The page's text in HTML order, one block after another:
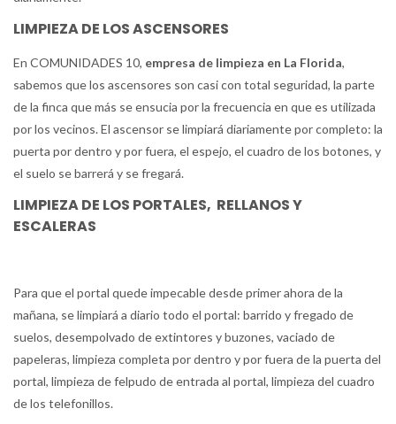
LIMPIEZA DE LOS ASCENSORES
En COMUNIDADES 10, empresa de limpieza en La Florida,
sabemos que los ascensores son casi con total seguridad, la parte
de la finca que más se ensucia por la frecuencia en que es utilizada
por los vecinos. El ascensor se limpiará diariamente por completo: la
puerta por dentro y por fuera, el espejo, el cuadro de los botones, y
el suelo se barrerá y se fregará.
LIMPIEZA DE LOS PORTALES, RELLANOS Y
ESCALERAS
Para que el portal quede impecable desde primer ahora de la
mañana, se limpiará a diario todo el portal: barrido y fregado de
suelos, desempolvado de extintores y buzones, vaciado de
papeleras, limpieza completa por dentro y por fuera de la puerta del
portal, limpieza de felpudo de entrada al portal, limpieza del cuadro
de los telefonillos.